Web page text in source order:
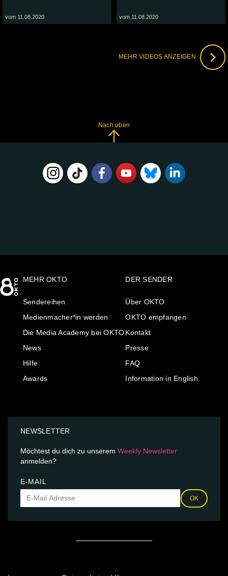
vom 11.08.2020 vom 11.08.2020
MEHR VIDEOS ANZEIGEN
Nach oben
MEHR OKTO
Sendereihen
Medienmacher*in werden
Die Media Academy bei OKTO
News
Hilfe
Awards
DER SENDER
Über OKTO
OKTO empfangen
Kontakt
Presse
FAQ
Information in English
NEWSLETTER
Möchtest du dich zu unserem Weekly Newsletter
anmelden?
E-MAIL
OK